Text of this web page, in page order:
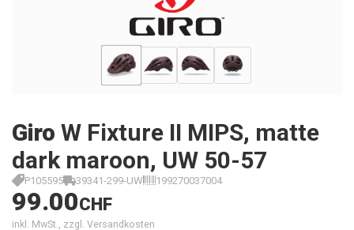
Giro W Fixture II MIPS, matte
dark maroon, UW 50-57
P105595 39341-299-UW 199270037004
99.00CHF
inkl. MwSt., zzgl. Versandkosten